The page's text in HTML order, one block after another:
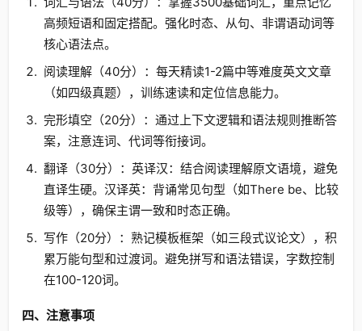
高频短语和固定搭配。强化时态、从句、非谓语动词等
核心语法点。
阅读理解（40分）：每天精读1-2篇中等难度英文文章
（如四级真题），训练速读和定位信息能力。
完形填空（20分）：通过上下文逻辑和语法规则推断答
案，注意连词、代词等衔接词。
翻译（30分）：英译汉：结合阅读理解原文语境，避免
直译生硬。汉译英：背诵常见句型（如There be、比较
级等），确保主谓一致和时态正确。
写作（20分）：熟记模板框架（如三段式议论文），积
累万能句型和过渡词。避免拼写和语法错误，字数控制
在100-120词。
四、注意事项